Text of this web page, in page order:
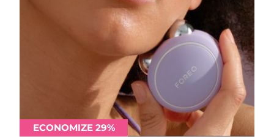
ECONOMIZE 29%
Entrega prevista
Entrega prevista09/08/2026
Entrega prevista 14/08/2026
Entrega prevista 13/08/2026
Turquia Entrega prevista 10/08/2026